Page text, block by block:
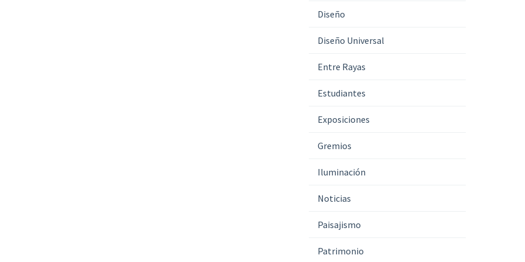
Diseño
Diseño Universal
Entre Rayas
Estudiantes
Exposiciones
Gremios
Iluminación
Noticias
Paisajismo
Patrimonio